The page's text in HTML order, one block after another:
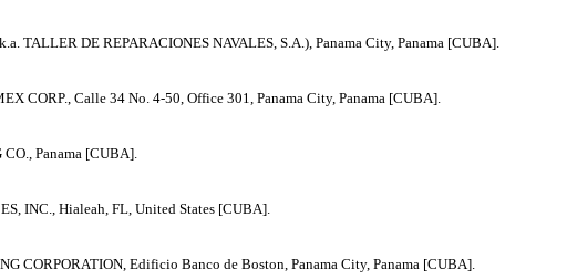
TALLER DE REPARACIONES NAVALES, S.A.), Panama City, Panama [CUBA].
CORP., Calle 34 No. 4-50, Office 301, Panama City, Panama [CUBA].
Panama [CUBA].
INC., Hialeah, FL, United States [CUBA].
CORPORATION, Edificio Banco de Boston, Panama City, Panama [CUBA].